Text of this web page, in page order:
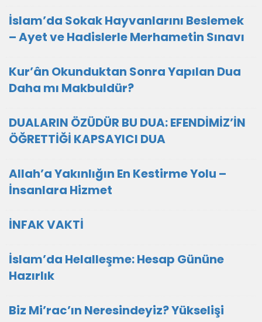
İslam’da Sokak Hayvanlarını Beslemek
– Ayet ve Hadislerle Merhametin Sınavı
Kur’ân Okunduktan Sonra Yapılan Dua
Daha mı Makbuldür?
DUALARIN ÖZÜDÜR BU DUA: EFENDİMİZ’İN
ÖĞRETTİĞİ KAPSAYICI DUA
Allah’a Yakınlığın En Kestirme Yolu –
İnsanlara Hizmet
İNFAK VAKTİ
İslam’da Helalleşme: Hesap Gününe
Hazırlık
Biz Mi’rac’ın Neresindeyiz? Yükselişi